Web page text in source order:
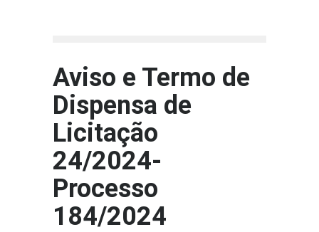
Aviso e Termo de
Dispensa de
Licitação
24/2024-
Processo
184/2024